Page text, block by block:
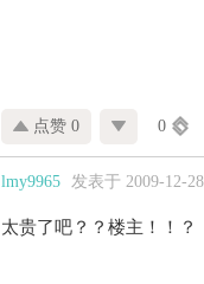
点赞 0 0
lmy9965 发表于 2009-12-
太贵了吧？？楼主！！？